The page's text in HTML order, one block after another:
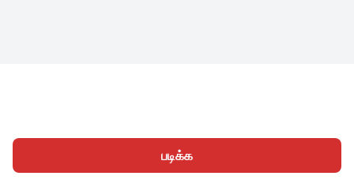
படிக்க
முகப்பு வகைகள் எழுத கட்டுரைகள் உள்நுழைக